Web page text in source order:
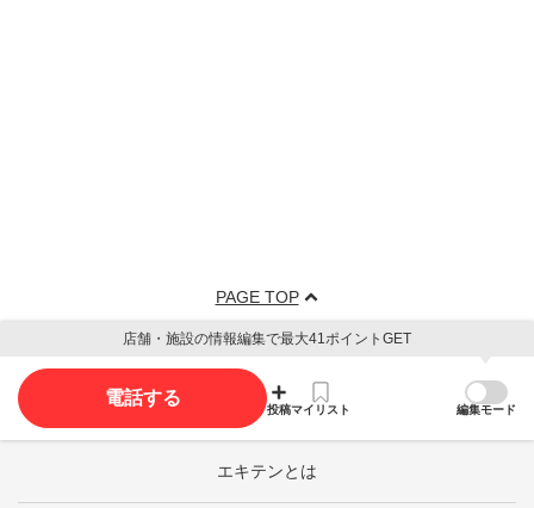
PAGE TOP
店舗・施設の情報編集で最大41ポイントGET
電話する
投稿マイリスト 編集モード
エキテンとは